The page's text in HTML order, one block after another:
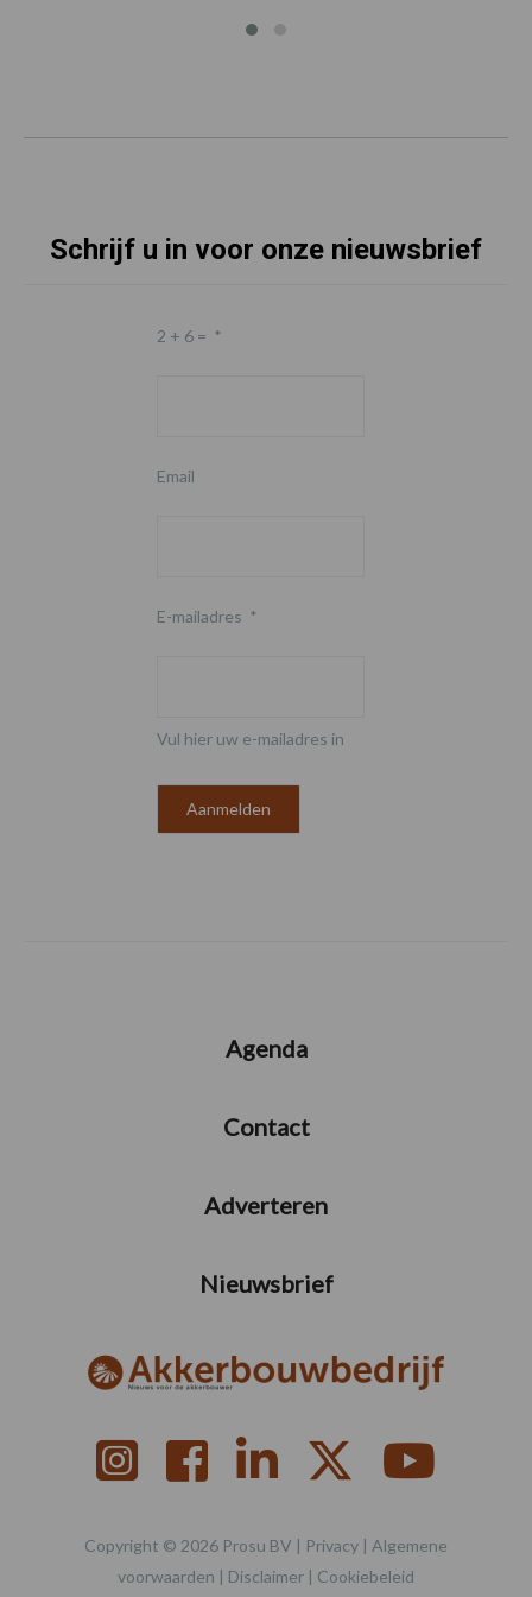
Schrijf u in voor onze nieuwsbrief
2 + 6 = *
Email
E-mailadres *
Vul hier uw e-mailadres in
Agenda
Contact
Adverteren
Nieuwsbrief
Copyright © 2026 Prosu BV | Privacy | Algemene
voorwaarden | Disclaimer | Cookiebeleid